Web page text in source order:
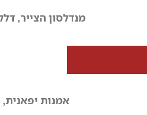
מנדלסון הצייר,
אמנות יפאנית,